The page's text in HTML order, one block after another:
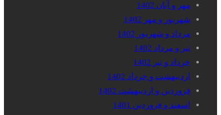
مهر و آبان 1402
شهریور و مهر 1402
مرداد و شهریور 1402
تیر و مرداد 1402
خرداد و تیر 1402
اردیبهشت و خرداد 1402
فروردین و اردیبهشت 1402
اسفند و فروردین 1401